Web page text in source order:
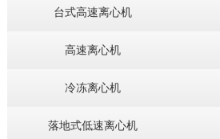
台式高速离心机
高速离心机
冷冻离心机
落地式低速离心机